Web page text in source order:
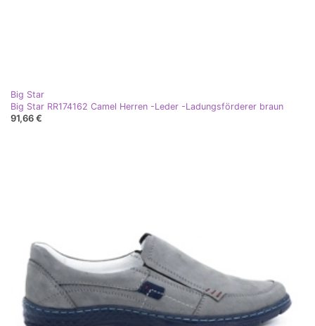
Big Star
Big Star RR174162 Camel Herren -Leder -Ladungsförderer braun
91,66 €